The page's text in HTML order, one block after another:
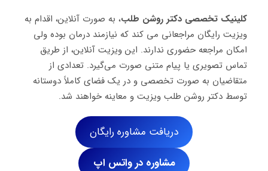
کلینیک تخصصی دکتر روشن طلب، به صورت آنلاین، اقدام به
ویزیت رایگان مراجعانی می کند که نیازمند درمان بوده ولی
امکان مراجعه حضوری ندارند. این ویزیت آنلاین، از طریق
تماس تصویری یا پیام متنی صورت می‌گیرد. تعدادی از
متقاضیان به صورت تخصصی و در یک فضای کاملاً دوستانه
توسط دکتر روشن طلب ویزیت و معاینه خواهند شد.
دریافت مشاوره رایگان
مشاوره در واتس اپ